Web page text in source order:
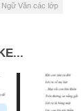
Văn các lớp